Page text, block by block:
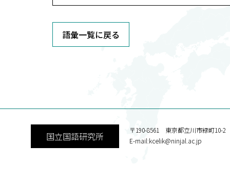
語彙一覧に戻る
国立国語研究所
〒190-8561 東京都立川市緑町10-2
E-mail:kcelik@ninjal.ac.jp